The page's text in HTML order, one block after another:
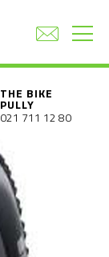
THE BIKE
PULLY
021 711 12 80